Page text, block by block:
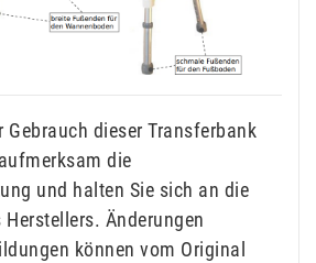
Gebrauch dieser Transferbank
die
und halten Sie sich an die
Änderungen
können vom Original